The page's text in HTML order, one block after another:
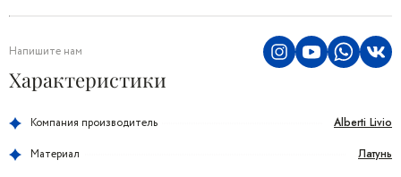
Напишите нам
Характеристики
Компания производитель Alberti Livio
Материал Латунь